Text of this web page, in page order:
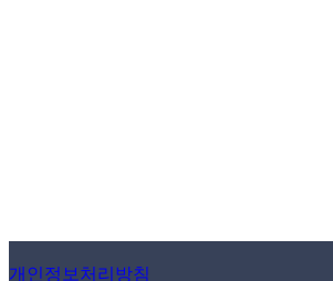
개인정보처리방침